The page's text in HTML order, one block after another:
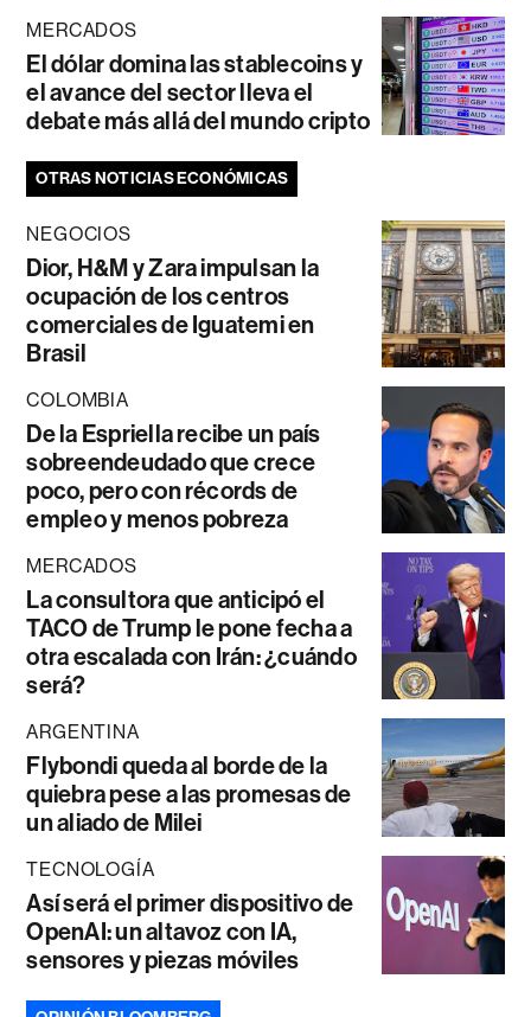
MERCADOS
El dólar domina las stablecoins y
el avance del sector lleva el
debate más allá del mundo cripto
OTRAS NOTICIAS ECONÓMICAS
NEGOCIOS
Dior, H&M y Zara impulsan la
ocupación de los centros
comerciales de Iguatemi en
Brasil
COLOMBIA
De la Espriella recibe un país
sobreendeudado que crece
poco, pero con récords de
empleo y menos pobreza
MERCADOS
La consultora que anticipó el
TACO de Trump le pone fecha a
otra escalada con Irán: ¿cuándo
será?
ARGENTINA
Flybondi queda al borde de la
quiebra pese a las promesas de
un aliado de Milei
TECNOLOGÍA
Así será el primer dispositivo de
OpenAI: un altavoz con IA,
sensores y piezas móviles